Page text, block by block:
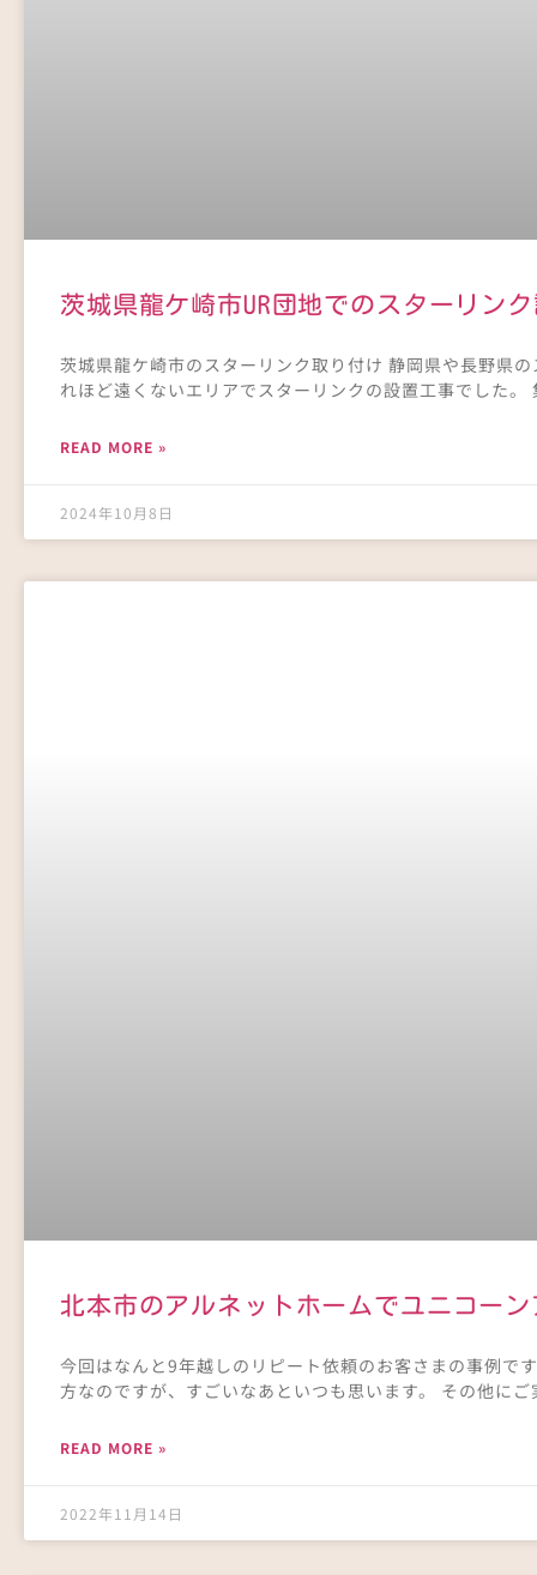
茨城県龍ケ崎市UR団地でのスターリン
茨城県龍ケ崎市のスターリンク取り付け 静岡県や長野県
れほど遠くないエリアでスターリンクの設置工事でした
READ MORE »
2024年10月8日
北本市のアルネットホームでユニコー
今回はなんと9年越しのリピート依頼のお客さまの事例で
方なのですが、すごいなあといつも思います。 その他に
READ MORE »
2022年11月14日